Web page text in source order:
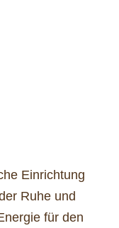
Einrichtung
Ruhe und
für den